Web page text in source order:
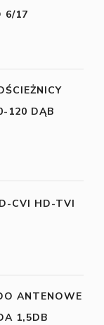
6/17
120 DĄB
CVI HD-TVI
ANTENOWE
1,5DB